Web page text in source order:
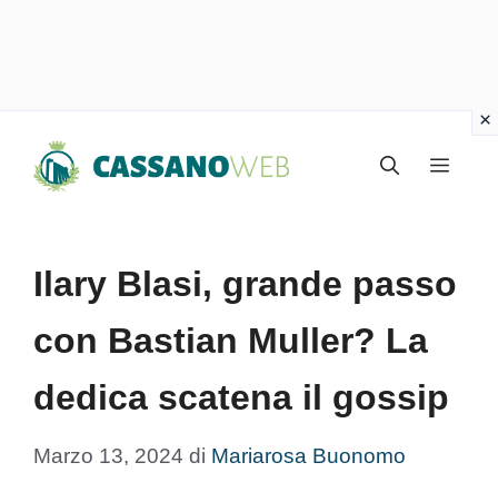
Menu
Ilary Blasi, grande passo
con Bastian Muller? La
dedica scatena il gossip
Marzo 13, 2024 di Mariarosa Buonomo